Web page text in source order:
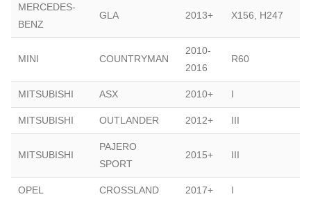
MERCEDES-
BENZ
GLA 2013+ X156, H247
MINI COUNTRYMAN
2010-
2016
R60
MITSUBISHI ASX 2010+ I
MITSUBISHI OUTLANDER 2012+ III
MITSUBISHI
PAJERO
SPORT
2015+ III
OPEL CROSSLAND 2017+ I